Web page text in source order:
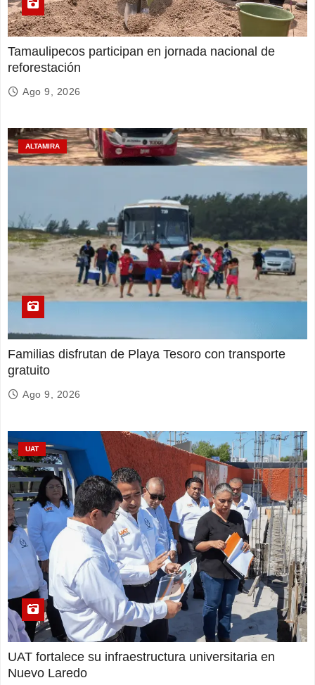
Tamaulipecos participan en jornada nacional de
reforestación
Ago 9, 2026
ALTAMIRA
Familias disfrutan de Playa Tesoro con transporte
gratuito
Ago 9, 2026
UAT
UAT fortalece su infraestructura universitaria en
Nuevo Laredo